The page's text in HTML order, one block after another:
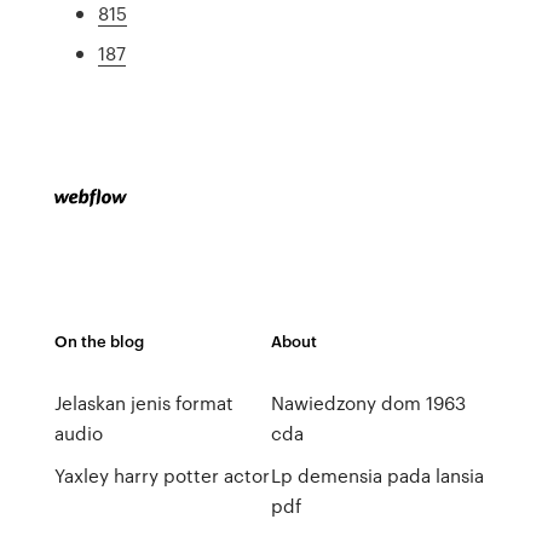
815
187
On the blog
Jelaskan jenis format
audio
Yaxley harry potter actor
About
Nawiedzony dom 1963
cda
Lp demensia pada lansia
pdf